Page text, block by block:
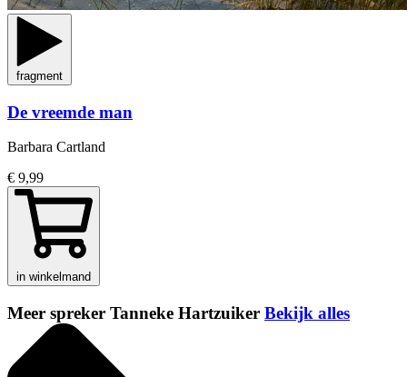
fragment
De vreemde man
Barbara Cartland
€ 9,99
in winkelmand
Meer spreker Tanneke Hartzuiker Bekijk alles